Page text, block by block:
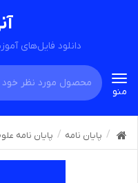
دانلود فایل‌های
Toggle
navigation
منو
پایان نامه پایان نامه